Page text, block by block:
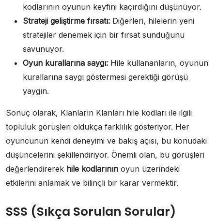
kodlarının oyunun keyfini kaçırdığını düşünüyor.
Strateji geliştirme fırsatı: Diğerleri, hilelerin yeni
stratejiler denemek için bir fırsat sunduğunu
savunuyor.
Oyun kurallarına saygı: Hile kullananların, oyunun
kurallarına saygı göstermesi gerektiği görüşü
yaygın.
Sonuç olarak, Klanların Klanları hile kodları ile ilgili
topluluk görüşleri oldukça farklılık gösteriyor. Her
oyuncunun kendi deneyimi ve bakış açısı, bu konudaki
düşüncelerini şekillendiriyor. Önemli olan, bu görüşleri
değerlendirerek hile kodlarının oyun üzerindeki
etkilerini anlamak ve bilinçli bir karar vermektir.
SSS (Sıkça Sorulan Sorular)